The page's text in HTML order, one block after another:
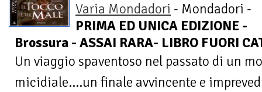
Varia Mondadori - Mondadori -
PRIMA ED UNICA EDIZIONE -
Brossura - ASSAI RARA- LIBRO FUORI
Un viaggio spaventoso nel passato di un
micidiale....un finale avvincente e